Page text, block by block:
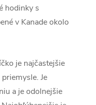
hodinky s
v Kanade okolo
je najčastejšie
Je
a je odolnejšie